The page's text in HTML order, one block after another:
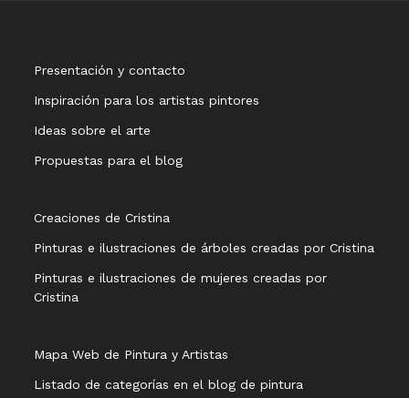
Presentación y contacto
Inspiración para los artistas pintores
Ideas sobre el arte
Propuestas para el blog
Creaciones de Cristina
Pinturas e ilustraciones de árboles creadas por Cristina
Pinturas e ilustraciones de mujeres creadas por
Cristina
Mapa Web de Pintura y Artistas
Listado de categorías en el blog de pintura